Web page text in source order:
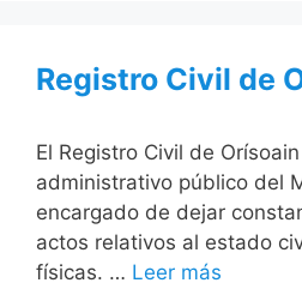
Registro Civil de
El Registro Civil de
administrativo público del
encargado de dejar
actos relativos al estado
físicas. … Leer más